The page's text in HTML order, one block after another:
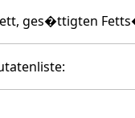
ges�ttigten